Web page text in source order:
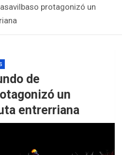
protagonizó un
de
un
entrerriana